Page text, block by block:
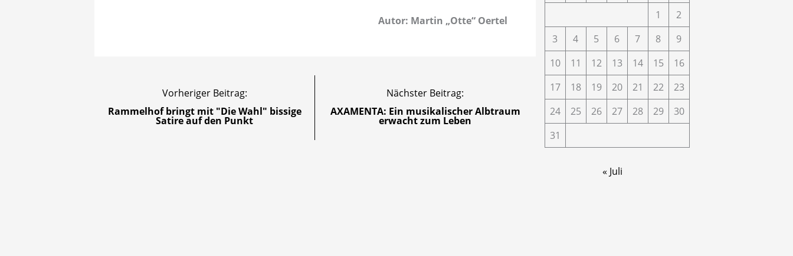
Autor: Martin „Otte“ Oertel
Vorheriger Beitrag:
Rammelhof bringt mit "Die Wahl" bissige
Satire auf den Punkt
Nächster Beitrag:
AXAMENTA: Ein musikalischer Albtraum
erwacht zum Leben
1
2
3
4 5 6 7 8
9
10
11 12 13 14 15
16
17
18 19 20 21 22
23
24
25 26 27 28 29
30
31
« Juli